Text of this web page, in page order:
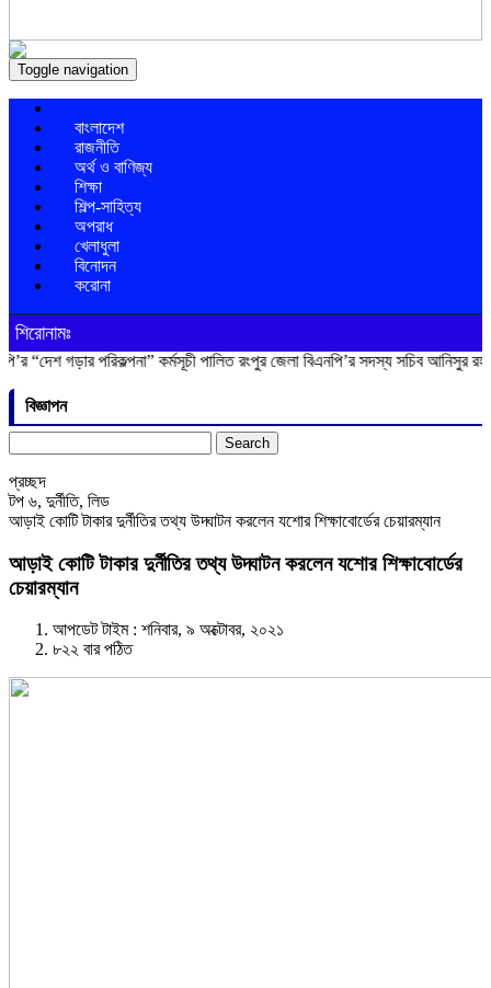
Toggle navigation
বাংলাদেশ
রাজনীতি
অর্থ ও বাণিজ্য
শিক্ষা
শিল্প-সাহিত্য
অপরাধ
খেলাধুলা
বিনোদন
করোনা
শিরোনামঃ
গড়ার পরিকল্পনা” কর্মসূচী পালিত রংপুর জেলা বিএনপি’র সদস্য সচিব আনিসুর রহমান
বিজ্ঞাপন
for:
প্রচ্ছদ
টপ ৬, দুর্নীতি, লিড
আড়াই কোটি টাকার দুর্নীতির তথ্য উদ্ঘাটন করলেন যশোর শিক্ষাবোর্ডের চেয়ারম্যান
আড়াই কোটি টাকার দুর্নীতির তথ্য উদ্ঘাটন করলেন যশোর শিক্ষাবোর্ডের
চেয়ারম্যান
আপডেট টাইম : শনিবার, ৯ অক্টোবর, ২০২১
৮২২ বার পঠিত